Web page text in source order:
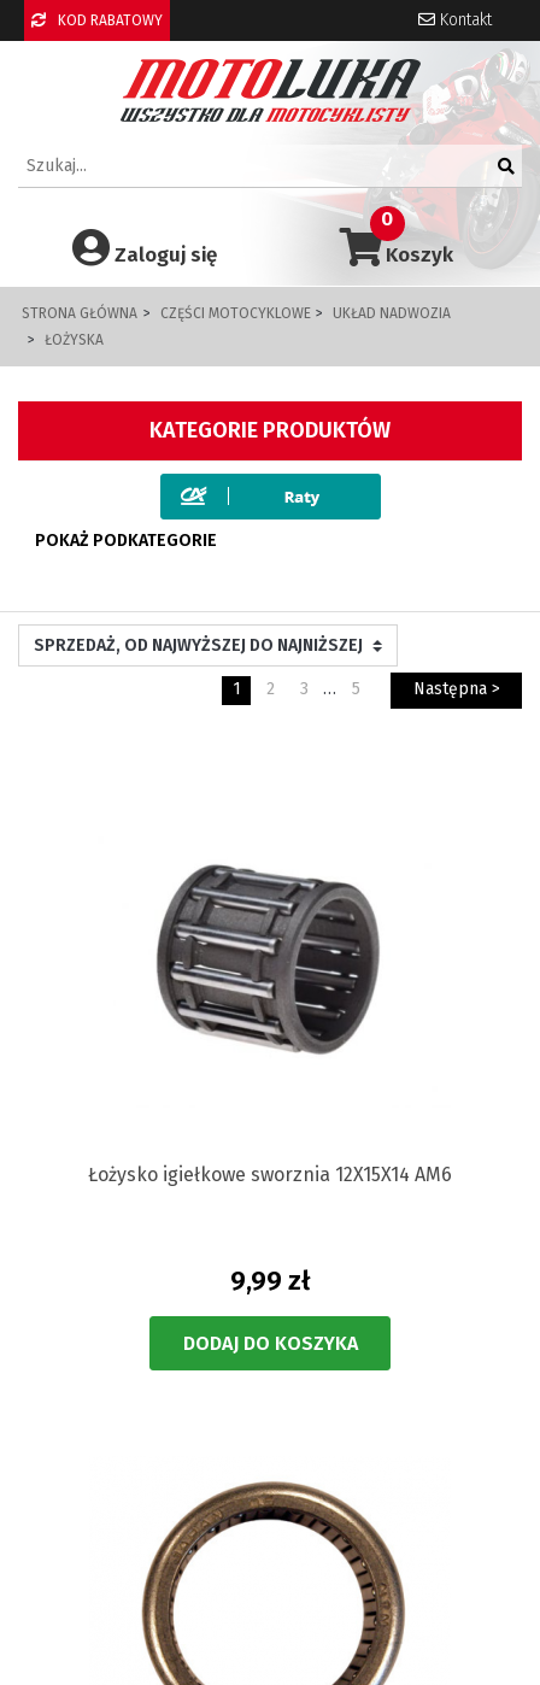
KOD RABATOWY Kontakt
Koszyk
0
Zaloguj się
STRONA GŁÓWNA CZĘŚCI MOTOCYKLOWE
UKŁAD NADWOZIA
ŁOŻYSKA
KATEGORIE PRODUKTÓW
POKAŻ PODKATEGORIE
1 2 3 … 5 Następna >
Łożysko igiełkowe sworznia 12X15X14 AM6
9,99 zł
DODAJ DO KOSZYKA